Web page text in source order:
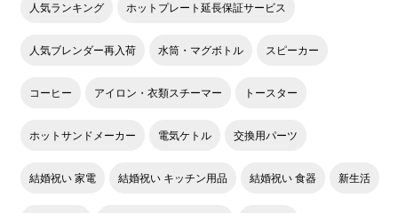
人気ランキング ホットプレート延長保証サービス
人気ブレンダー再入荷 水筒・マグボトル スピーカー
コーヒー アイロン・衣類スチーマー トースター
ホットサンドメーカー 電気ケトル 交換用パーツ
結婚祝い 家電 結婚祝い キッチン用品 結婚祝い 食器 新生活